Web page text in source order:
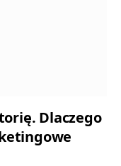
Dlaczego